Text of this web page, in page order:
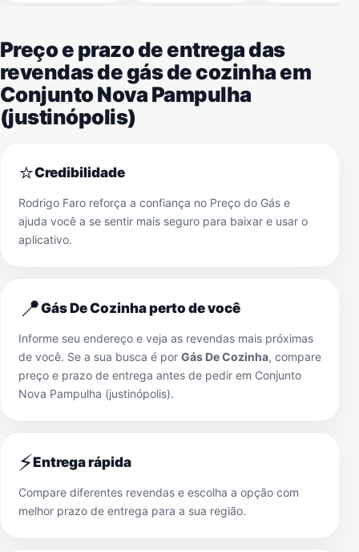
Preço e prazo de entrega das
revendas de gás de cozinha em
Conjunto Nova Pampulha
(justinópolis)
⭐Credibilidade
Rodrigo Faro reforça a confiança no Preço do Gás e
ajuda você a se sentir mais seguro para baixar e usar o
aplicativo.
📍Gás De Cozinha perto de você
Informe seu endereço e veja as revendas mais próximas
de você. Se a sua busca é por Gás De Cozinha, compare
preço e prazo de entrega antes de pedir em Conjunto
Nova Pampulha (justinópolis).
⚡Entrega rápida
Compare diferentes revendas e escolha a opção com
melhor prazo de entrega para a sua região.